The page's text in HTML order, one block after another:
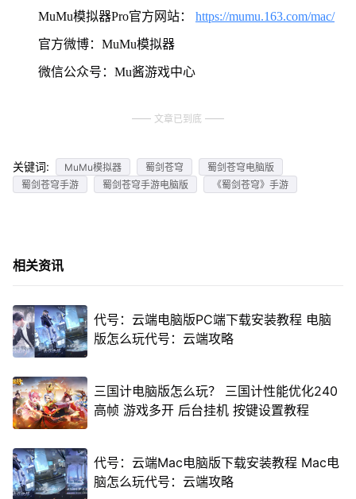
MuMu模拟器Pro官方网站： https://mumu.163.com/mac/
官方微博：MuMu模拟器
微信公众号：Mu酱游戏中心
文章已到底
关键词: MuMu模拟器 蜀剑苍穹
蜀剑苍穹电脑版
蜀剑苍穹手游
蜀剑苍穹手游电脑版 《蜀剑苍穹》手游
相关资讯
代号：云端电脑版PC端下载安装教程 电脑
版怎么玩代号：云端攻略
三国计电脑版怎么玩？ 三国计性能优化240
高帧 游戏多开 后台挂机 按键设置教程
代号：云端Mac电脑版下载安装教程 Mac电
脑怎么玩代号：云端攻略